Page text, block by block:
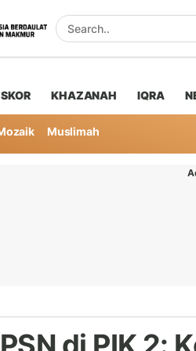
SKOR KHAZANAH IQRA
Muslimah